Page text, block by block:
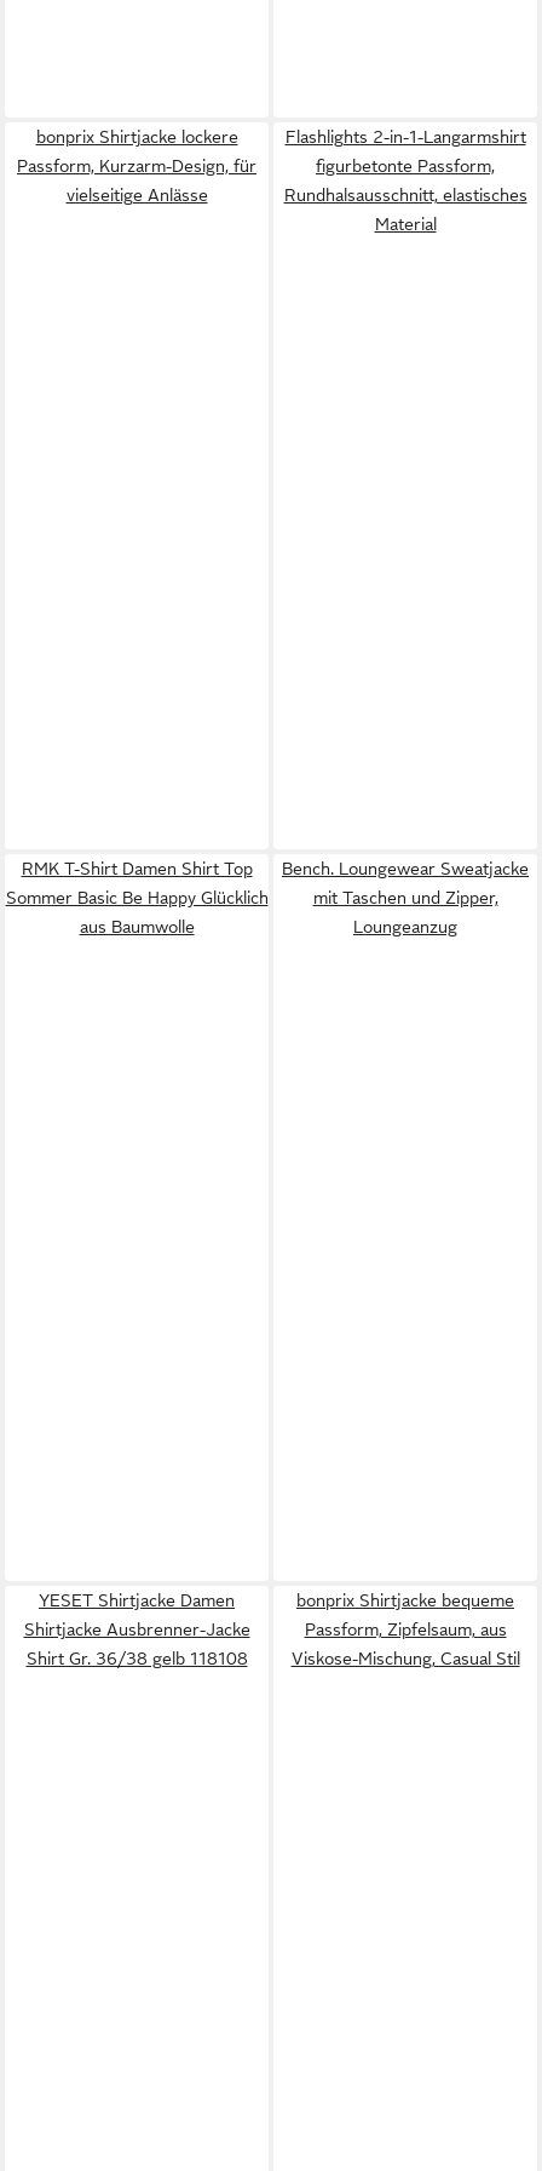
bonprix Shirtjacke lockere
Passform, Kurzarm-Design, für
vielseitige Anlässe
Flashlights 2-in-1-Langarmshirt
figurbetonte Passform,
Rundhalsausschnitt, elastisches
Material
RMK T-Shirt Damen Shirt Top
Sommer Basic Be Happy Glücklich
aus Baumwolle
Bench. Loungewear Sweatjacke
mit Taschen und Zipper,
Loungeanzug
YESET Shirtjacke Damen
Shirtjacke Ausbrenner-Jacke
Shirt Gr. 36/38 gelb 118108
bonprix Shirtjacke bequeme
Passform, Zipfelsaum, aus
Viskose-Mischung, Casual Stil